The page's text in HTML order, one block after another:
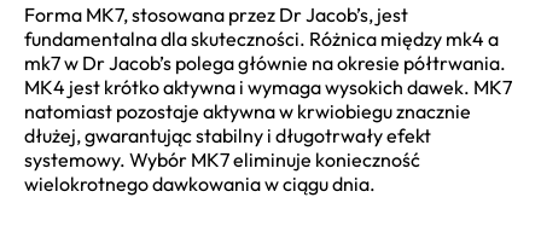
Forma MK7, stosowana przez Dr Jacob’s, jest
fundamentalna dla skuteczności. Różnica między mk4 a
mk7 w Dr Jacob’s polega głównie na okresie półtrwania.
MK4 jest krótko aktywna i wymaga wysokich dawek. MK7
natomiast pozostaje aktywna w krwiobiegu znacznie
dłużej, gwarantując stabilny i długotrwały efekt
systemowy. Wybór MK7 eliminuje konieczność
wielokrotnego dawkowania w ciągu dnia.